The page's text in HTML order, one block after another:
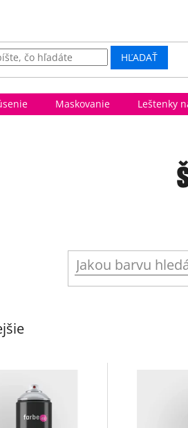
HĽADAŤ
Maskovanie Leštenky